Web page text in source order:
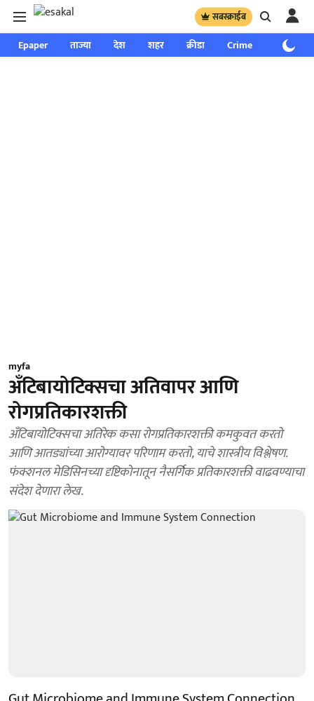
सबस्क्राईब
Epaper ताज्या देश शहर क्रीडा Crime साप्ताहिक
myfa
अँटिबायोटिक्सचा अतिवापर आणि
रोगप्रतिकारशक्ती
अँटिबायोटिक्सचा अतिरेक कसा रोगप्रतिकारशक्ती कमकुवत करतो
आणि आतड्यांच्या आरोग्यावर परिणाम करतो, याचे शास्त्रीय विश्लेषण.
फंक्शनल मेडिसिनच्या दृष्टिकोनातून नैसर्गिक प्रतिकारशक्ती वाढवण्याचा
संदेश देणारा लेख.